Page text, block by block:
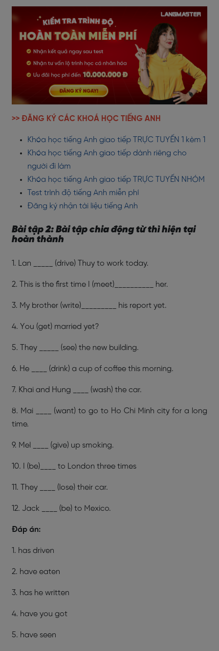
>> ĐĂNG KÝ CÁC KHOÁ HỌC TIẾNG ANH
Khóa học tiếng Anh giao tiếp TRỰC TUYẾN 1 kèm 1
Khóa học tiếng Anh giao tiếp dành riêng cho
người đi làm
Khóa học tiếng Anh giao tiếp TRỰC TUYẾN NHÓM
Test trình độ tiếng Anh miễn phí
Đăng ký nhận tài liệu tiếng Anh
Bài tập 2: Bài tập chia động từ thì hiện tại
hoàn thành
1. Lan _____ (drive) Thuy to work today.
2. This is the first time I (meet)__________ her.
3. My brother (write)_________ his report yet.
4. You (get) married yet?
5. They _____ (see) the new building.
6. He ____ (drink) a cup of coffee this morning.
7. Khai and Hung ____ (wash) the car.
8. Mai ____ (want) to go to Ho Chi Minh city for a long
time.
9. Mel ____ (give) up smoking.
10. I (be)____ to London three times
11. They ____ (lose) their car.
12. Jack ____ (be) to Mexico.
Đáp án:
1. has driven
2. have eaten
3. has he written
4. have you got
5. have seen